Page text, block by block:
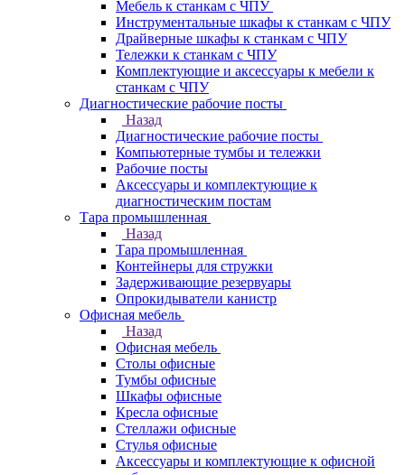
Мебель к станкам с ЧПУ
Инструментальные шкафы к станкам с ЧПУ
Драйверные шкафы к станкам с ЧПУ
Тележки к станкам с ЧПУ
Комплектующие и аксессуары к мебели к
станкам с ЧПУ
Диагностические рабочие посты
Назад
Диагностические рабочие посты
Компьютерные тумбы и тележки
Рабочие посты
Аксессуары и комплектующие к
диагностическим постам
Тара промышленная
Назад
Тара промышленная
Контейнеры для стружки
Задерживающие резервуары
Опрокидыватели канистр
Офисная мебель
Назад
Офисная мебель
Столы офисные
Тумбы офисные
Шкафы офисные
Кресла офисные
Стеллажи офисные
Стулья офисные
Аксессуары и комплектующие к офисной